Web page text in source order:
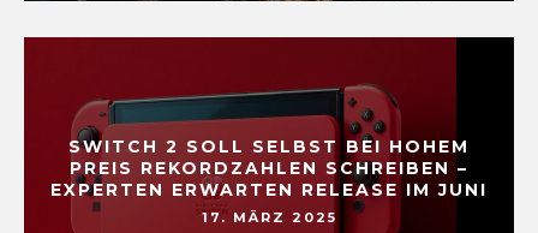
SWITCH 2 SOLL SELBST BEI HOHEM
PREIS REKORDZAHLEN SCHREIBEN –
EXPERTEN ERWARTEN RELEASE IM JUNI
17. MÄRZ 2025